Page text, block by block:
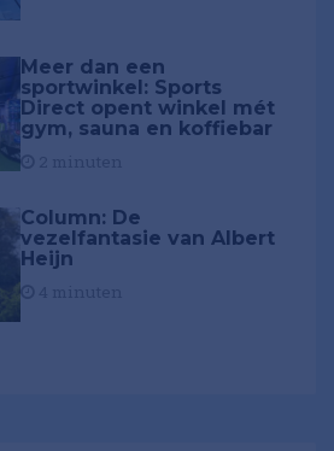
Meer dan een
sportwinkel: Sports
Direct opent winkel mét
gym, sauna en koffiebar
Column: De
vezelfantasie van Albert
Heijn